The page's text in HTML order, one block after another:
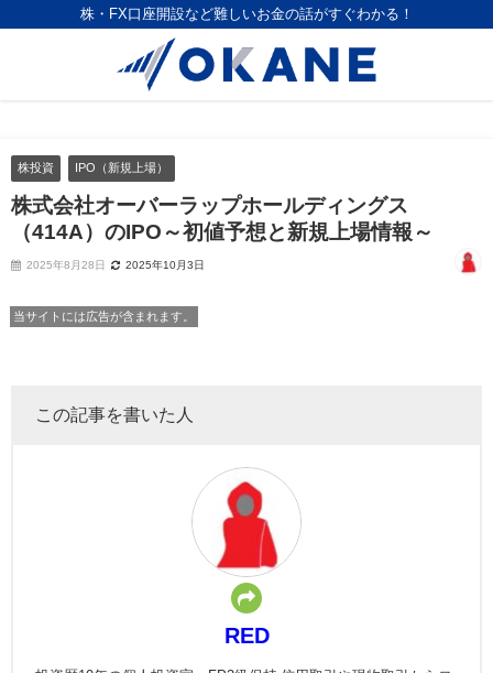
株・FX口座開設など難しいお金の話がすぐわかる！
株投資 IPO（新規上場）
株式会社オーバーラップホールディングス
（414A）のIPO～初値予想と新規上場情報～
2025年8月28日 2025年10月3日
当サイトには広告が含まれます。
この記事を書いた人
RED